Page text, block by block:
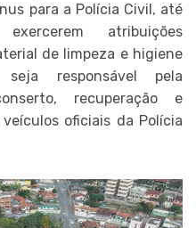
para a Polícia Civil, até
atribuições
de limpeza e higiene
responsável pela
recuperação e
oficiais da Polícia